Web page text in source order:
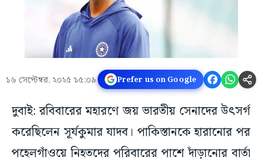
১৬ সেপ্টেম্বর, ২০২৫ ১৫:০৯ Prefer us on Google
দুবাই: রবিবারের মহারণে জয় ভারতীয় সেনাদের উৎসর্গ
করেছিলেন সূর্যকুমার যাদব। পাকিস্তানকে হারানোর পর
পহেলগাঁওয়ে নিহতদের পরিবারের পাশে দাঁড়ানোর বার্তা